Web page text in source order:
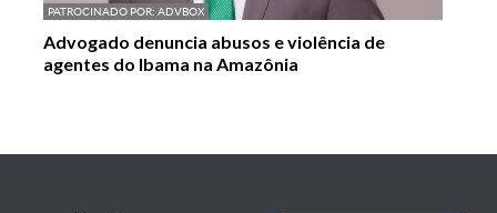
PATROCINADO POR: ADVBOX
Advogado denuncia abusos e violência de
agentes do Ibama na Amazônia